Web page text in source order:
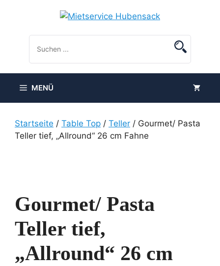
MENÜ
Startseite / Table Top / Teller / Gourmet/ Pasta
Teller tief, „Allround“ 26 cm Fahne
Gourmet/ Pasta
Teller tief,
„Allround“ 26 cm